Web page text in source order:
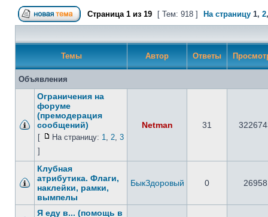
Страница 1 из 19 [ Тем: 918 ] На страницу 1, 2
Темы Автор Ответы
Объявления
Ограничения на
форуме
(премодерация
сообщений)
[ На страницу: 1, 2, 3
]
Netman 31
Клубная
атрибутика. Флаги,
наклейки, рамки,
вымпелы
БыкЗдоровый 0 26958
Я еду в... (помощь в